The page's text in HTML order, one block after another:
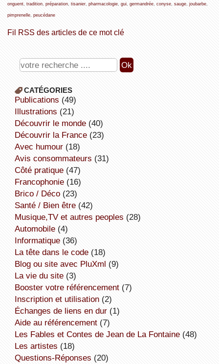
onguent, tradition, préparation, tisanier, pharmacologie, gui, germandrée, conyse, sauge, joubarbe,
pimprenelle, peucédane
Fil RSS des articles de ce mot clé
CATÉGORIES
publications (49)
illustrations (21)
découvrir le monde(40)
découvrir la France(23)
avec humour(18)
avis consommateurs (31)
côté pratique(47)
Francophonie(16)
Brico / Déco(23)
Santé / Bien être(42)
Musique,TV et autres peoples (28)
Automobile(4)
informatique(36)
la tête dans le code(18)
Blog ou site avec PluXml (9)
la vie du site(3)
booster votre référencement(7)
inscription et utilisation(2)
échanges de liens en dur(1)
aide au référencement(7)
Les Fables et Contes de Jean de La Fontaine(48)
Les artistes (18)
Questions-Réponses (20)